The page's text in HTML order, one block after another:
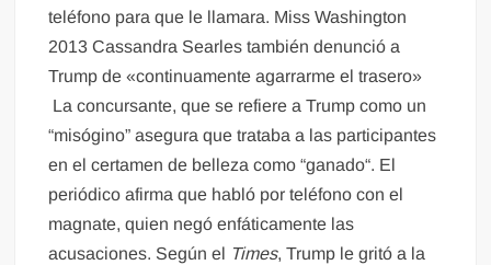
teléfono para que le llamara. Miss Washington
2013 Cassandra Searles también denunció a
Trump de «continuamente agarrarme el trasero»
La concursante, que se refiere a Trump como un
“misógino” asegura que trataba a las participantes
en el certamen de belleza como “ganado“. El
periódico afirma que habló por teléfono con el
magnate, quien negó enfáticamente las
acusaciones. Según el Times, Trump le gritó a la